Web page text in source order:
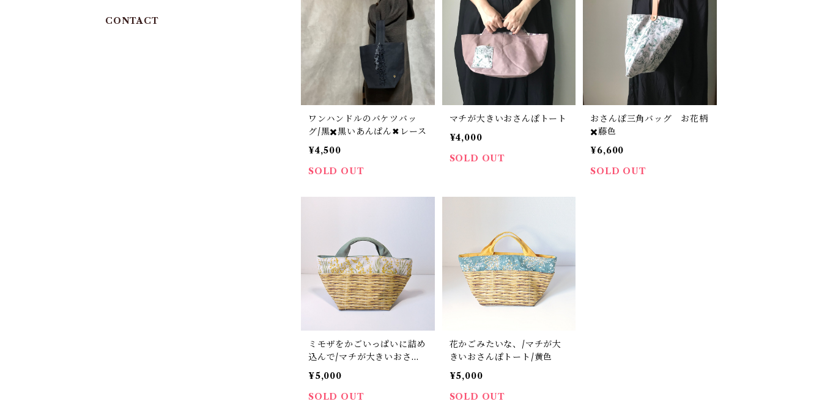
ワンハンドルのバケツバッ
グ/黒✖️黒いあんぱん✖︎レース
¥4,500
SOLD OUT
マチが大きいおさんぽトート
¥4,000
SOLD OUT
おさんぽ三角バッグ お花柄
✖️藤色
¥6,600
SOLD OUT
ミモザをかごいっぱいに詰め
込んで/マチが大きいおさん
ぽトート/抹茶色
¥5,000
SOLD OUT
花かごみたいな、/マチが大
きいおさんぽトート/黄色
¥5,000
SOLD OUT
CONTACT